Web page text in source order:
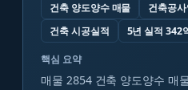
건축 양도양수 매물
건축공
건축 시공실적
5년 실적 342
핵심 요약
매물 2854 건축 양도양수 매